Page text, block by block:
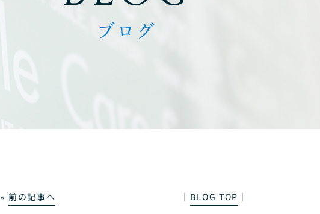
ブログ
«前の記事へ │ BLOG TOP │